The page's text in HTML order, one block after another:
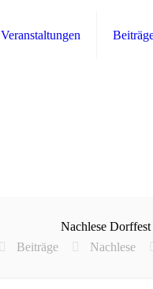
Veranstaltungen
Nachlese
Beiträge Nachlese